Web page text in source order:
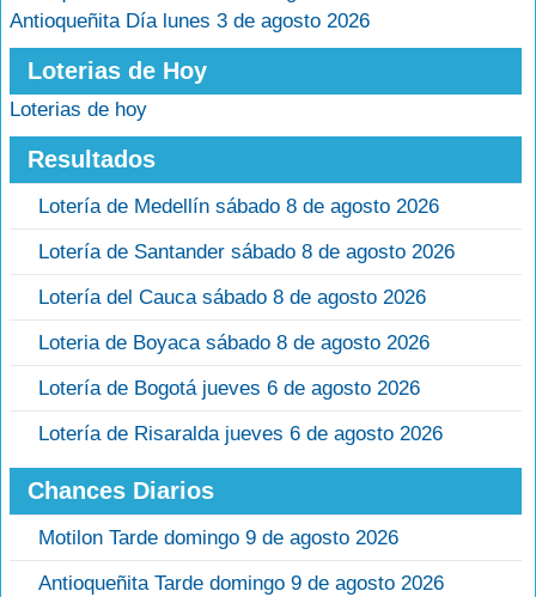
Antioqueñita Día lunes 3 de agosto 2026
Loterias de Hoy
Loterias de hoy
Resultados
Lotería de Medellín sábado 8 de agosto 2026
Lotería de Santander sábado 8 de agosto 2026
Lotería del Cauca sábado 8 de agosto 2026
Loteria de Boyaca sábado 8 de agosto 2026
Lotería de Bogotá jueves 6 de agosto 2026
Lotería de Risaralda jueves 6 de agosto 2026
Chances Diarios
Motilon Tarde domingo 9 de agosto 2026
Antioqueñita Tarde domingo 9 de agosto 2026